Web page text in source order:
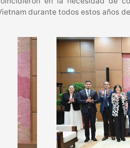
durante todos estos años